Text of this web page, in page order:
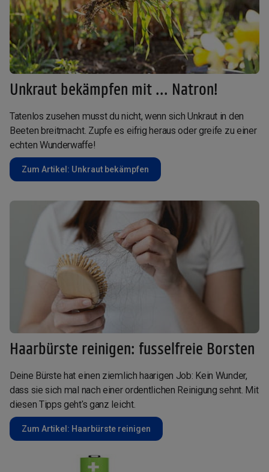
Unkraut bekämpfen mit ... Natron!
Tatenlos zusehen musst du nicht, wenn sich Unkraut in den
Beeten breitmacht. Zupfe es eifrig heraus oder greife zu einer
echten Wunderwaffe!
Zum Artikel: Unkraut bekämpfen
Haarbürste reinigen: fusselfreie Borsten
Deine Bürste hat einen ziemlich haarigen Job: Kein Wunder,
dass sie sich mal nach einer ordentlichen Reinigung sehnt. Mit
diesen Tipps geht's ganz leicht.
Zum Artikel: Haarbürste reinigen